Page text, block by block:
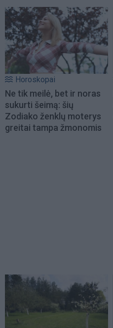
Horoskopai
Ne tik meilė, bet ir noras
sukurti šeimą: šių
Zodiako ženklų moterys
greitai tampa žmonomis